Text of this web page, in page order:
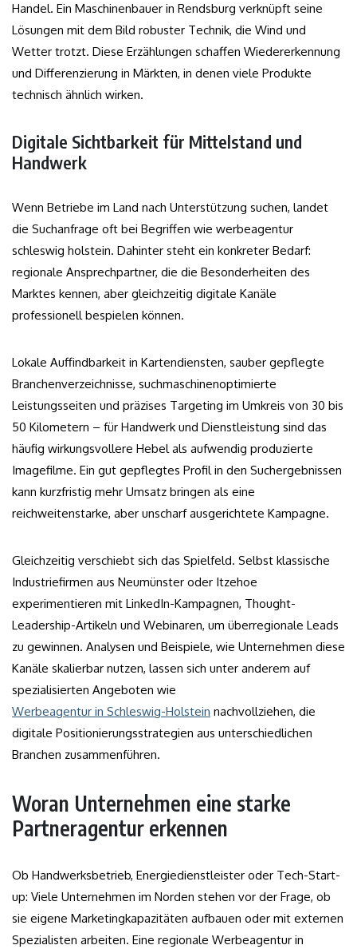
Handel. Ein Maschinenbauer in Rendsburg verknüpft seine
Lösungen mit dem Bild robuster Technik, die Wind und
Wetter trotzt. Diese Erzählungen schaffen Wiedererkennung
und Differenzierung in Märkten, in denen viele Produkte
technisch ähnlich wirken.
Digitale Sichtbarkeit für Mittelstand und
Handwerk
Wenn Betriebe im Land nach Unterstützung suchen, landet
die Suchanfrage oft bei Begriffen wie werbeagentur
schleswig holstein. Dahinter steht ein konkreter Bedarf:
regionale Ansprechpartner, die die Besonderheiten des
Marktes kennen, aber gleichzeitig digitale Kanäle
professionell bespielen können.
Lokale Auffindbarkeit in Kartendiensten, sauber gepflegte
Branchenverzeichnisse, suchmaschinenoptimierte
Leistungsseiten und präzises Targeting im Umkreis von 30 bis
50 Kilometern – für Handwerk und Dienstleistung sind das
häufig wirkungsvollere Hebel als aufwendig produzierte
Imagefilme. Ein gut gepflegtes Profil in den Suchergebnissen
kann kurzfristig mehr Umsatz bringen als eine
reichweitenstarke, aber unscharf ausgerichtete Kampagne.
Gleichzeitig verschiebt sich das Spielfeld. Selbst klassische
Industriefirmen aus Neumünster oder Itzehoe
experimentieren mit LinkedIn-Kampagnen, Thought-
Leadership-Artikeln und Webinaren, um überregionale Leads
zu gewinnen. Analysen und Beispiele, wie Unternehmen diese
Kanäle skalierbar nutzen, lassen sich unter anderem auf
spezialisierten Angeboten wie
Werbeagentur in Schleswig-Holstein nachvollziehen, die
digitale Positionierungsstrategien aus unterschiedlichen
Branchen zusammenführen.
Woran Unternehmen eine starke
Partneragentur erkennen
Ob Handwerksbetrieb, Energiedienstleister oder Tech-Start-
up: Viele Unternehmen im Norden stehen vor der Frage, ob
sie eigene Marketingkapazitäten aufbauen oder mit externen
Spezialisten arbeiten. Eine regionale Werbeagentur in